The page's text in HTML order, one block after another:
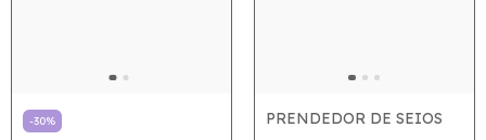
-30% PRENDEDOR DE SEIOS